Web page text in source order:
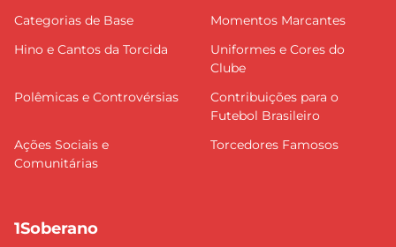
Categorias de Base
Momentos Marcantes
Hino e Cantos da Torcida
Uniformes e Cores do
Clube
Polêmicas e Controvérsias
Contribuições para o
Futebol Brasileiro
Ações Sociais e
Comunitárias
Torcedores Famosos
1Soberano